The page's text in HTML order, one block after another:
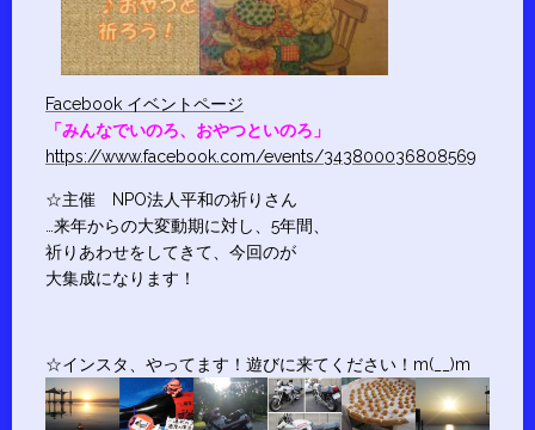
Facebook イベントページ
「みんなでいのろ、おやつといのろ」
https://www.facebook.com/events/343800036808569
☆主催 NPO法人平和の祈りさん
…来年からの大変動期に対し、5年間、
祈りあわせをしてきて、今回のが
大集成になります！
☆インスタ、やってます！遊びに来てください！m(__)m